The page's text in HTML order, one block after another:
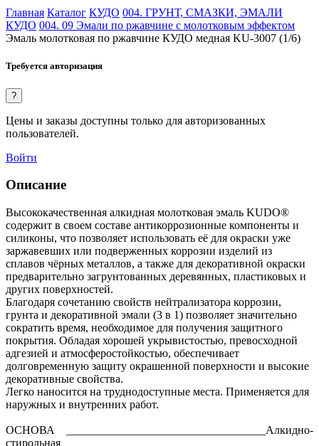
Главная Каталог КУДО 004. ГРУНТ, СМАЗКИ, ЭМАЛИ
КУДО 004. 09 Эмали по ржавчине с молотковым эффектом
Эмаль молотковая по ржавчине КУДО медная KU-3007 (1/6)
Требуется авторизация
?
Цены и заказы доступны только для авторизованных
пользователей.
Войти
Описание
Высококачественная алкидная молотковая эмаль KUDO®
содержит в своем составе антикоррозионные компоненты и
силиконы, что позволяет использовать её для окраски уже
заржавевших или подверженных коррозии изделий из
сплавов чёрных металлов, а также для декоративной окраски
предварительно загрунтованных деревянных, пластиковых и
других поверхностей.
Благодаря сочетанию свойств нейтрализатора коррозии,
грунта и декоративной эмали (3 в 1) позволяет значительно
сократить время, необходимое для получения защитного
покрытия. Обладая хорошей укрывистостью, превосходной
адгезией и атмосферостойкостью, обеспечивает
долговременную защиту окрашенной поверхности и высокие
декоративные свойства.
Легко наносится на труднодоступные места. Применяется для
наружных и внутренних работ.
ОСНОВА ___________________________________Алкидно-
стирольная